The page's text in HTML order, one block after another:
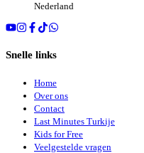
Nederland
Snelle links
Home
Over ons
Contact
Last Minutes Turkije
Kids for Free
Veelgestelde vragen